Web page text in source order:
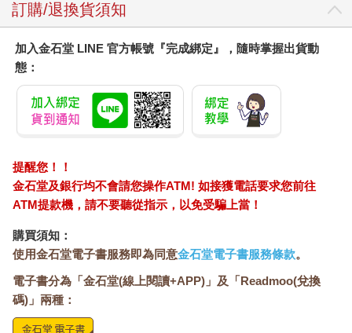
訂購/退換貨須知
加入金石堂 LINE 官方帳號『完成綁定』，隨時掌握出貨動
態：
提醒您！！
金石堂及銀行均不會請您操作ATM! 如接獲電話要求您前往
ATM提款機，請不要聽從指示，以免受騙上當！
購買須知：
使用金石堂電子書服務即為同意金石堂電子書服務條款。
電子書分為「金石堂(線上閱讀+APP)」及「Readmoo(兌換
碼)」兩種：